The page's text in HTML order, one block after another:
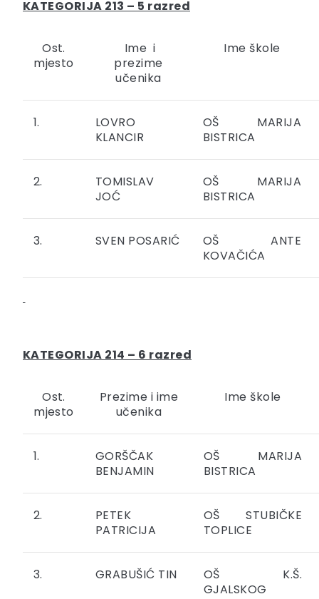
KATEGORIJA 213 – 5 razred
Ost.
mjesto
Ime i
prezime
učenika
Ime škole
1.
LOVRO
KLANCIR
OŠ MARIJA
BISTRICA
2.
TOMISLAV
JOĆ
OŠ MARIJA
BISTRICA
3. SVEN POSARIĆ
OŠ ANTE
KOVAČIĆA
KATEGORIJA 214 – 6 razred
Ost.
mjesto
Prezime i ime
učenika
Ime škole
1.
GORŠČAK
BENJAMIN
OŠ MARIJA
BISTRICA
2.
PETEK
PATRICIJA
OŠ STUBIČKE
TOPLICE
3. GRABUŠIĆ TIN
OŠ K.Š.
GJALSKOG